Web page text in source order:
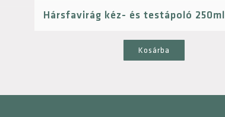
Hársfavirág kéz- és testápoló 250ml
Kosárba